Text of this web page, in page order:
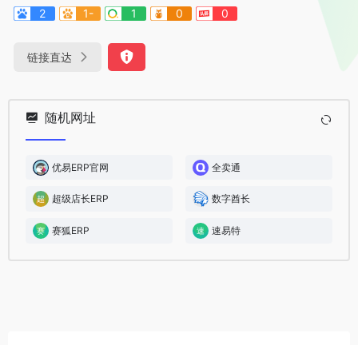
2
1- 1 0 0
链接直达
随机网址
优易ERP官网 全卖通
超级店长ERP 数字酋长
赛狐ERP 速易特